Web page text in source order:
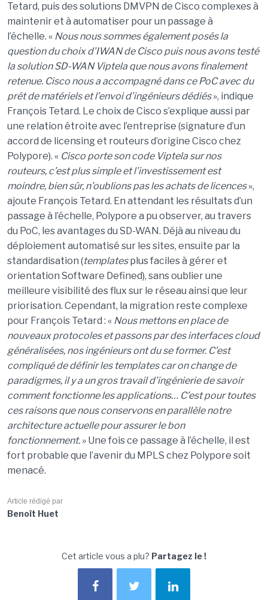
Tetard, puis des solutions DMVPN de Cisco complexes à
maintenir et à automatiser pour un passage à
l’échelle. « Nous nous sommes également posés la
question du choix d’IWAN de Cisco puis nous avons testé
la solution SD-WAN Viptela que nous avons finalement
retenue. Cisco nous a accompagné dans ce PoC avec du
prêt de matériels et l’envoi d’ingénieurs dédiés», indique
François Tetard. Le choix de Cisco s’explique aussi par
une relation étroite avec l’entreprise (signature d’un
accord de licensing et routeurs d’origine Cisco chez
Polypore). « Cisco porte son code Viptela sur nos
routeurs, c’est plus simple et l’investissement est
moindre, bien sûr, n’oublions pas les achats de licences»,
ajoute François Tetard. En attendant les résultats d’un
passage à l’échelle, Polypore a pu observer, au travers
du PoC, les avantages du SD-WAN. Déjà au niveau du
déploiement automatisé sur les sites, ensuite par la
standardisation (templatesplus faciles à gérer et
orientation Software Defined), sans oublier une
meilleure visibilité des flux sur le réseau ainsi que leur
priorisation. Cependant, la migration reste complexe
pour François Tetard : « Nous mettons en place de
nouveaux protocoles et passons par des interfaces cloud
généralisées, nos ingénieurs ont du se former. C’est
compliqué de définir les templates car on change de
paradigmes, il y a un gros travail d’ingénierie de savoir
comment fonctionne les applications… C’est pour toutes
ces raisons que nous conservons en parallèle notre
architecture actuelle pour assurer le bon
fonctionnement.» Une fois ce passage à l’échelle, il est
fort probable que l’avenir du MPLS chez Polypore soit
menacé.
Article rédigé par
Benoît Huet
Cet article vous a plu? Partagez le !